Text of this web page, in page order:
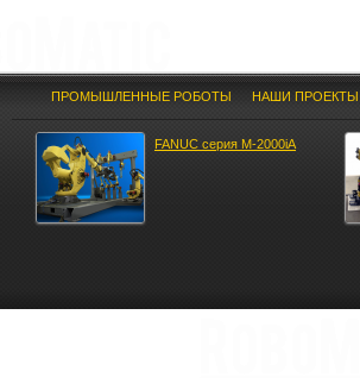
ПРОМЫШЛЕННЫЕ РОБОТЫ НАШИ ПРОЕКТЫ
FANUС ceрия M-2000iA